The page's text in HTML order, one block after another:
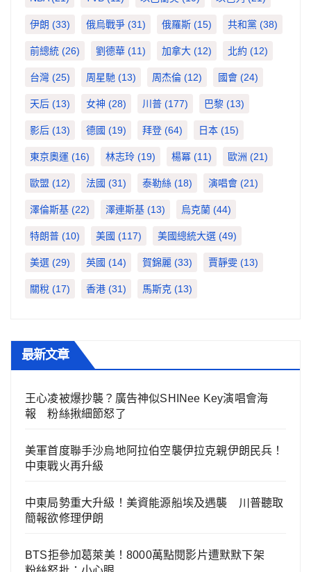
伊朗 (33) 俄烏戰爭 (31) 俄羅斯 (15) 共和黨 (38)
前總統 (26) 劉德華 (11) 加拿大 (12) 北約 (12)
台灣 (25) 周星馳 (13) 周杰倫 (12) 國會 (24)
天后 (13) 女神 (28) 川普 (177) 巴黎 (13)
影后 (13) 德國 (19) 拜登 (64) 日本 (15)
東京奧運 (16) 林志玲 (19) 楊冪 (11) 歐洲 (21)
歐盟 (12) 法國 (31) 泰勒絲 (18) 演唱會 (21)
澤倫斯基 (22) 澤連斯基 (13) 烏克蘭 (44)
特朗普 (10) 美國 (117) 美國總統大選 (49)
美選 (29) 英國 (14) 賀錦麗 (33) 賈靜雯 (13)
關稅 (17) 香港 (31) 馬斯克 (13)
最新文章
王心凌被爆抄襲？廣告神似SHINee Key演唱會海
報 粉絲揪細節怒了
美軍首度聯手沙烏地阿拉伯空襲伊拉克親伊朗民兵！
中東戰火再升級
中東局勢重大升級！美資能源船埃及遇襲 川普聽取
簡報欲修理伊朗
BTS拒參加葛萊美！8000萬點閱影片遭默默下架